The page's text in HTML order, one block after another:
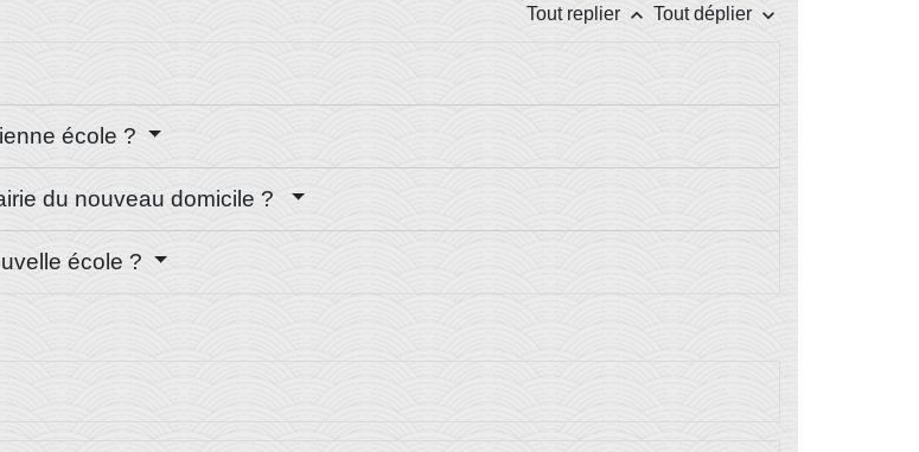
Tout replier keyboard_arrow_up Tout déplier keyboard_arrow_down
école ?
du nouveau domicile ?
école ?